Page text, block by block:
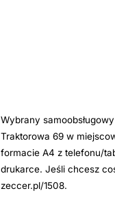
Wybrany
Traktorowa 69 w
formacie A4 z telefonu/
drukarce. Jeśli chcesz
zeccer.pl/1508.